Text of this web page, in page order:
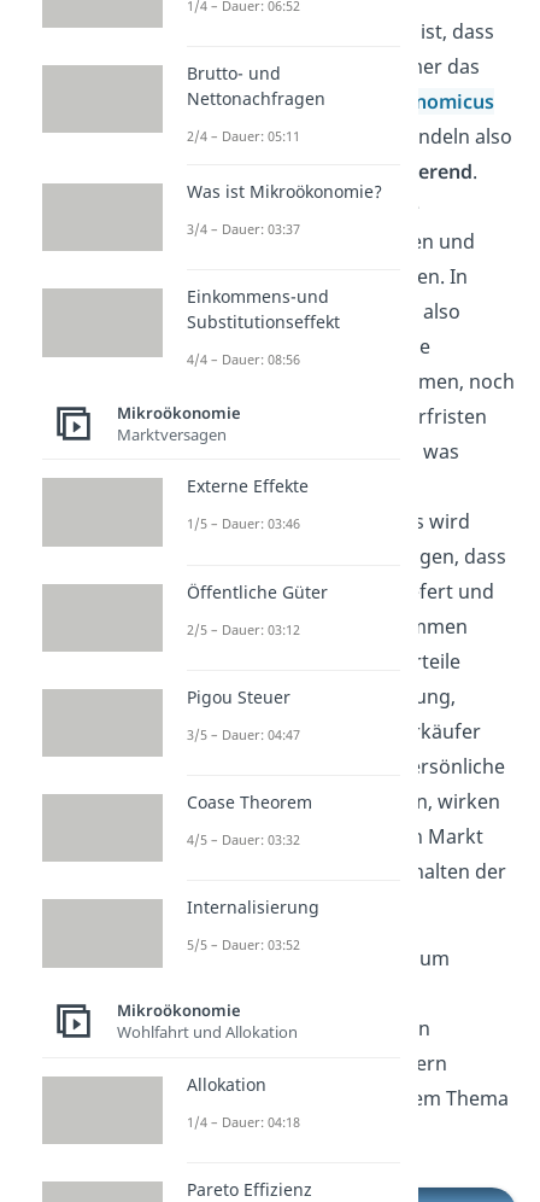
Ein weiteres Merkmal ist, dass
für alle Marktteilnehmer das
Ideal desHomo Oeconomicus
gilt. Konsumenten handeln also
nutzenmaximierend.
Dabei existieren keine
persönlichen, zeitlichen und
räumlichen Präferenzen. In
diesem Modell gibt es also
weder Standortvorteile
bestimmter Unternehmen, noch
unterschiedliche Lieferfristen
und Transportkosten, was
Beispiele räumlicher
Präferenzen wären. Es wird
auch davon ausgegangen, dass
jede Ware sofort geliefert und
vom Kunden angenommen
wird, was zeitliche Vorteile
eliminiert. Auch Werbung,
Freundlichkeit der Verkäufer
oder Treue, welche persönliche
Präferenzen darstellen, wirken
sich im vollkommenen Markt
nicht auf das Kaufverhalten der
Konsumenten aus.
Wenn du noch mehr zum
Oeconomicus erfahren
möchtest, schau dir gern
unseren
zu dem Thema
an!
1/4 – Dauer: 06:52
Brutto- und
Nettonachfragen
2/4 – Dauer: 05:11
Was ist Mikroökonomie?
3/4 – Dauer: 03:37
Einkommens-und
Substitutionseffekt
4/4 – Dauer: 08:56
Mikroökonomie
Marktversagen
Externe Effekte
1/5 – Dauer: 03:46
Öffentliche Güter
2/5 – Dauer: 03:12
Pigou Steuer
3/5 – Dauer: 04:47
Coase Theorem
4/5 – Dauer: 03:32
Internalisierung
5/5 – Dauer: 03:52
Mikroökonomie
Wohlfahrt und Allokation
Allokation
1/4 – Dauer: 04:18
Pareto Effizienz